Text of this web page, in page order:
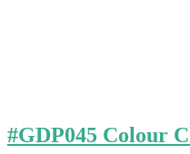
#GDP045 Colour